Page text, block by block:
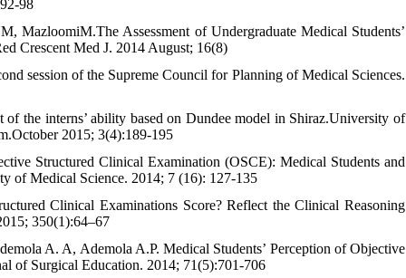
98
MazloomiM.The Assessment of Undergraduate Medical Students’
Crescent Med J. 2014 August; 16(8)
session of the Supreme Council for Planning of Medical Sciences.
the interns’ ability based on Dundee model in Shiraz.University of
2015; 3(4):189-195
Structured Clinical Examination (OSCE): Medical Students and
of Medical Science. 2014; 7 (16): 127-135
Clinical Examinations Score? Reflect the Clinical Reasoning
350(1):64–67
A. A, Ademola A.P. Medical Students’ Perception of Objective
of Surgical Education. 2014; 71(5):701-706